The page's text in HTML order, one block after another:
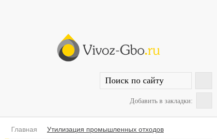
Добавить в закладки:
Главная Утилизация промышленных отходов